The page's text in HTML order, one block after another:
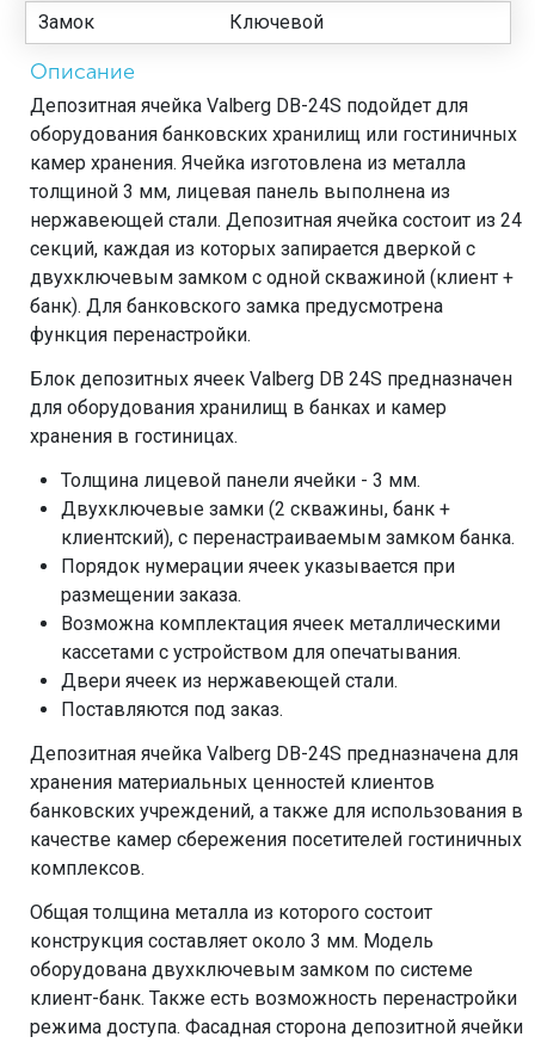
Замок Ключевой
Описание
Депозитная ячейка Valberg DB-24S подойдет для
оборудования банковских хранилищ или гостиничных
камер хранения. Ячейка изготовлена из металла
толщиной 3 мм, лицевая панель выполнена из
нержавеющей стали. Депозитная ячейка состоит из 24
секций, каждая из которых запирается дверкой с
двухключевым замком с одной скважиной (клиент +
банк). Для банковского замка предусмотрена
функция перенастройки.
Блок депозитных ячеек Valberg DB 24S предназначен
для оборудования хранилищ в банках и камер
хранения в гостиницах.
Толщина лицевой панели ячейки - 3 мм.
Двухключевые замки (2 скважины, банк +
клиентский), с перенастраиваемым замком банка.
Порядок нумерации ячеек указывается при
размещении заказа.
Возможна комплектация ячеек металлическими
кассетами с устройством для опечатывания.
Двери ячеек из нержавеющей стали.
Поставляются под заказ.
Депозитная ячейка Valberg DB-24S предназначена для
хранения материальных ценностей клиентов
банковских учреждений, а также для использования в
качестве камер сбережения посетителей гостиничных
комплексов.
Общая толщина металла из которого состоит
конструкция составляет около 3 мм. Модель
оборудована двухключевым замком по системе
клиент-банк. Также есть возможность перенастройки
режима доступа. Фасадная сторона депозитной ячейки